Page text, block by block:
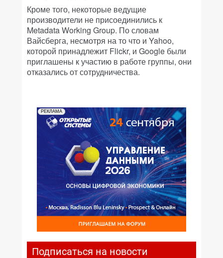
Кроме того, некоторые ведущие
производители не присоединились к
Metadata Working Group. По словам
Вайсберга, несмотря на то что и Yahoo,
которой принадлежит Flickr, и Google были
приглашены к участию в работе группы, они
отказались от сотрудничества.
РЕКЛАМА
Подписаться на новости